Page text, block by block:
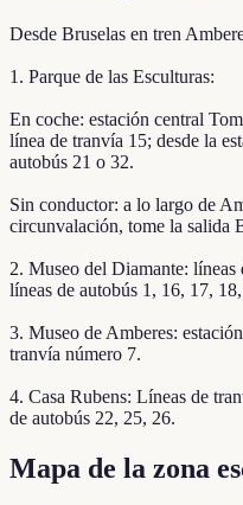
Desde Bruselas en tren
1. Parque de las Esculturas:
En coche: estación central
línea de tranvía 15; desde la
autobús 21 o 32.
Sin conductor: a lo largo de
circunvalación, tome la salida
2. Museo del Diamante:
líneas de autobús 1, 16, 17,
3. Museo de Amberes:
tranvía número 7.
4. Casa Rubens: Líneas de
de autobús 22, 25, 26.
Mapa de la zona